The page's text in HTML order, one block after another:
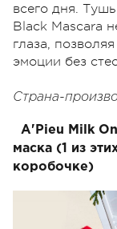
всего дня.
Black Mascara
глаза,
эмоции без
Страна-
A'Pieu Milk
маска (1 из
коробочке)